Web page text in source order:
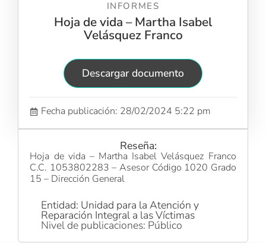
INFORMES
Hoja de vida – Martha Isabel
Velásquez Franco
Descargar documento
Fecha publicación: 28/02/2024 5:22 pm
Reseña:
Hoja de vida – Martha Isabel Velásquez Franco
C.C. 1053802283 – Asesor Código 1020 Grado
15 – Dirección General
Entidad: Unidad para la Atención y
Reparación Integral a las Víctimas
Nivel de publicaciones: Público